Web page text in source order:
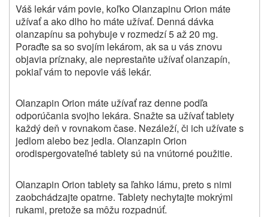
Váš lekár vám povie, koľko Olanzapinu Orion máte
užívať a ako dlho ho máte užívať. Denná dávka
olanzapínu sa pohybuje v rozmedzí 5 až 20 mg.
Poraďte sa so svojím lekárom, ak sa u vás znovu
objavia príznaky, ale neprestaňte užívať olanzapín,
pokiaľ vám to nepovie váš lekár.
Olanzapin Orion máte užívať raz denne podľa
odporúčania svojho lekára. Snažte sa užívať tablety
každý deň v rovnakom čase. Nezáleží, či ich užívate s
jedlom alebo bez jedla. Olanzapin Orion
orodispergovateľné tablety sú na vnútorné použitie.
Olanzapin Orion tablety sa ľahko lámu, preto s nimi
zaobchádzajte opatrne. Tablety nechytajte mokrými
rukami, pretože sa môžu rozpadnúť.